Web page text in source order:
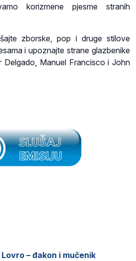
korizmene pjesme stranih
zborske, pop i druge stilove
i upoznajte strane glazbenike
Delgado, Manuel Francisco i John
– đakon i mučenik